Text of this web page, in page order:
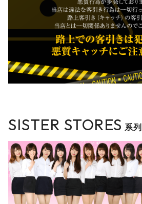
SISTER STORES 系